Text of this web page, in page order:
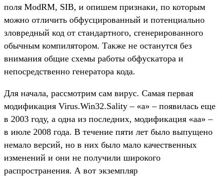
поля ModRM, SIB, и опишем признаки, по которым
можно отличить обфусцированный и потенциально
зловредный код от стандартного, сгенерированного
обычным компилятором. Также не останутся без
внимания общие схемы работы обфускатора и
непосредственно генератора кода.
Для начала, рассмотрим сам вирус. Самая первая
модификация Virus.Win32.Sality – «a» – появилась еще
в 2003 году, а одна из последних, модификация «aa» –
в июле 2008 года. В течение пяти лет было выпущено
немало версий, но в них было мало качественных
изменений и они не получили широкого
распространения. А вот экземпляр